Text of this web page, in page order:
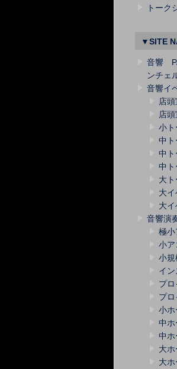
トーク
▼SITE
音響
ンチェ
音響イ
店
店
小ト
中ト
中ト
中ト
大
大イ
大イ
音響演
極小
小ア
小規
イ
プ
プ
小ホ
中ホ
中ホ
大ホ
大ホ